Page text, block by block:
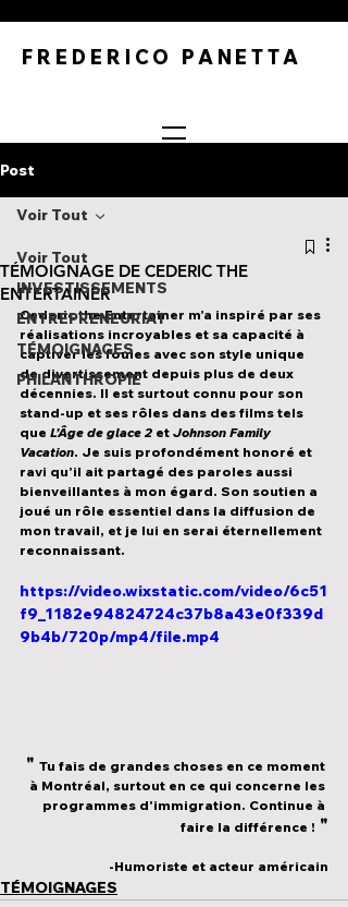
FREDERICO PANETTA
Post
Voir Tout
INVESTISSEMENTS
ENTREPRENEURIAT
TÉMOIGNAGES
PHILANTHROPIE
Voir Tout
TÉMOIGNAGE DE CEDERIC THE
ENTERTAINER
Cederic the Entertainer m’a inspiré par ses
réalisations incroyables et sa capacité à
captiver les foules avec son style unique
de divertissement depuis plus de deux
décennies. Il est surtout connu pour son
stand-up et ses rôles dans des films tels
que L’Âge de glace 2 et Johnson Family
Vacation. Je suis profondément honoré et
ravi qu’il ait partagé des paroles aussi
bienveillantes à mon égard. Son soutien a
joué un rôle essentiel dans la diffusion de
mon travail, et je lui en serai éternellement
reconnaissant.
https://video.wixstatic.com/video/6c51
f9_1182e94824724c37b8a43e0f339d
9b4b/720p/mp4/file.mp4
" Tu fais de grandes choses en ce moment
à Montréal, surtout en ce qui concerne les
programmes d'immigration. Continue à
faire la différence ! "
-Humoriste et acteur américain
TÉMOIGNAGES